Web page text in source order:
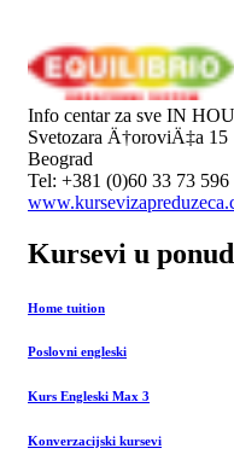
Info centar za sve IN
Svetozara Ä†oroviÄ‡a 15
Beograd
Tel: +381 (0)60 33 73 596
Kursevi u
Home tuition
Poslovni engleski
Kurs Engleski Max 3
Konverzacijski kursevi